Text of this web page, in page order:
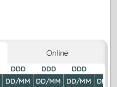
Online
DDD
DD/MM
DDD
DD/MM
DDD
DD/MM
DD/